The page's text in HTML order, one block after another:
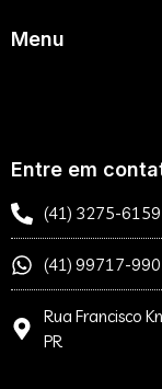
Menu
Entre em
(41) 3275-6159
(41) 99717-
Rua Francisco
PR